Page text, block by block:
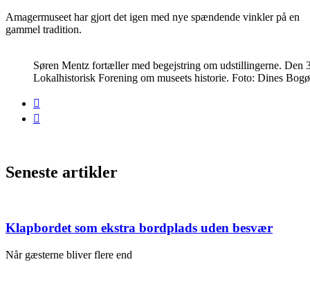
Amagermuseet har gjort det igen med nye spændende vinkler på en
gammel tradition.
Søren Mentz fortæller med begejstring om udstillingerne. Den
Lokalhistorisk Forening om museets historie. Foto: Dines Bogø
Seneste artikler
Klapbordet som ekstra bordplads uden besvær
Når gæsterne bliver flere end